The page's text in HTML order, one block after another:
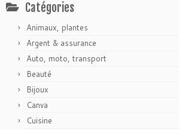
Catégories
Animaux, plantes
Argent & assurance
Auto, moto, transport
Beauté
Bijoux
Canva
Cuisine